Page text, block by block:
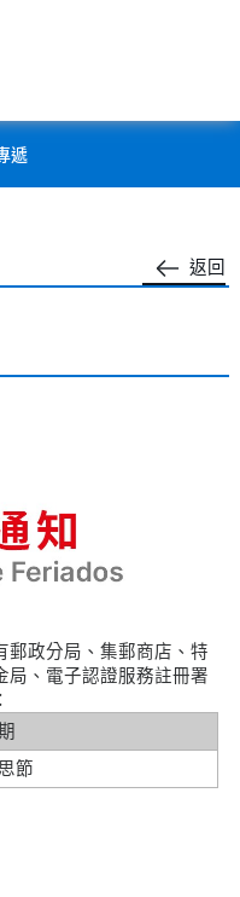
遞
返回
郵政分局、集郵商店、特
局、電子認證服務註冊署
節